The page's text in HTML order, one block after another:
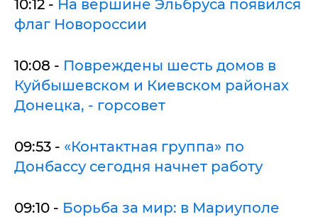
10:12 - На вершине Эльбруса появился
флаг Новороссии
10:08 - Повреждены шесть домов в
Куйбышевском и Киевском районах
Донецка, - горсовет
09:53 - «Контактная группа» по
Донбассу сегодня начнет работу
09:10 - Борьба за мир: в Мариуполе